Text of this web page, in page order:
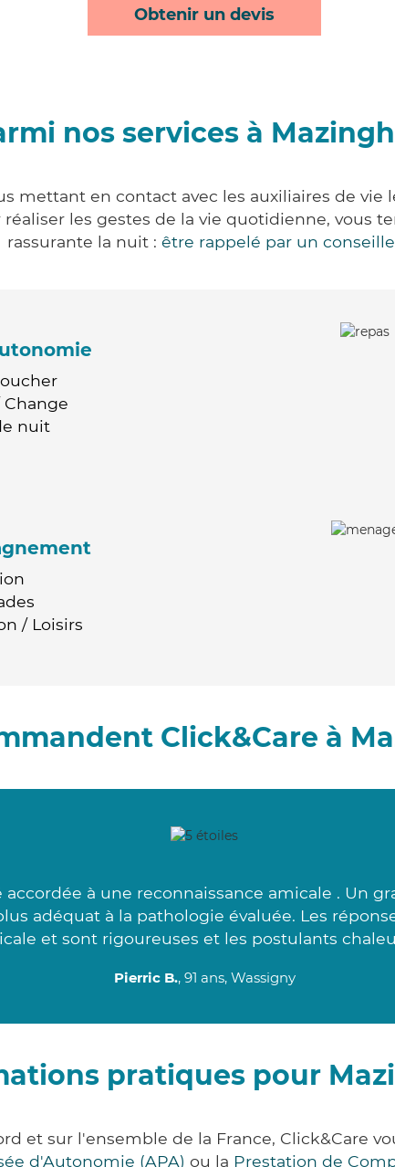
Obtenir un devis
nos services à
mettant en contact avec les auxiliaires de vie
les gestes de la vie quotidienne, vous
rassurante la nuit : être rappelé par un
nuit
/ Loisirs
Click&Care à
à une reconnaissance amicale . Un
adéquat à la pathologie évaluée. Les
et sont rigoureuses et les postulants
Pierric B., 91 ans, Wassigny
pratiques pour
et sur l'ensemble de la France, Click&Care
d'Autonomie (APA) ou la Prestation de